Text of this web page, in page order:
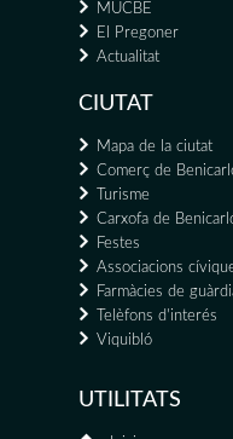
MUCBE
El Pregoner
Actualitat
CIUTAT
Mapa de la ciutat
Comerç de
Turisme
Carxofa de
Festes
Associacions
Farmàcies de
Telèfons d'interés
Viquibló
UTILITATS